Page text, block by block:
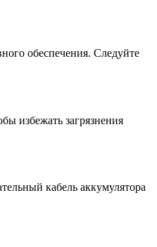
обеспечения. Следуйте
избежать загрязнения
кабель аккумулятора